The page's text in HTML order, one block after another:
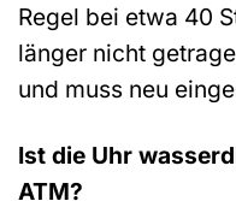
Regel bei etwa 40
länger nicht
und muss neu
Ist die Uhr
ATM?